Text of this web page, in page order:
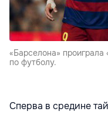
«Барселона»
по футболу.
Сперва в средине